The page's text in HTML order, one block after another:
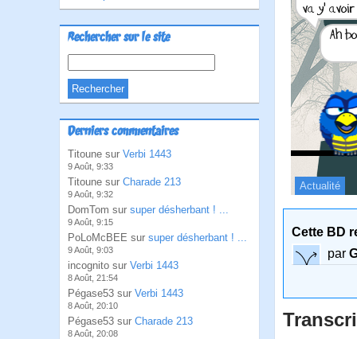
Rechercher sur le site
Derniers commentaires
Titoune sur Verbi 1443
9 Août, 9:33
Titoune sur Charade 213
9 Août, 9:32
DomTom sur super désherbant ! ...
9 Août, 9:15
PoLoMcBEE sur super désherbant ! ...
9 Août, 9:03
incognito sur Verbi 1443
8 Août, 21:54
Pégase53 sur Verbi 1443
8 Août, 20:10
Pégase53 sur Charade 213
8 Août, 20:08
Actualité
Cette BD
par